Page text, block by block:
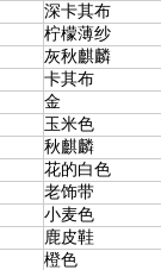
深卡其布
柠檬薄纱
灰秋麒麟
卡其布
金
玉米色
秋麒麟
花的白色
老饰带
小麦色
鹿皮鞋
橙色